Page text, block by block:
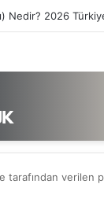
Nedir? 2026
tarafından verilen